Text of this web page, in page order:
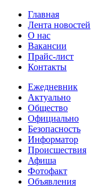
Главная
Лента новостей
О нас
Вакансии
Прайс-лист
Контакты
Ежедневник
Актуально
Общество
Официально
Безопасность
Информатор
Происшествия
Афиша
Фотофакт
Объявления